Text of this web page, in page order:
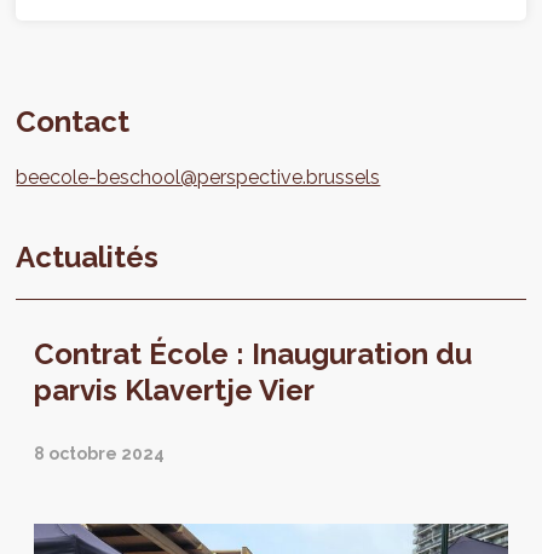
Contact
beecole-beschool@perspective.brussels
Actualités
Contrat École : Inauguration du
parvis Klavertje Vier
8 octobre 2024